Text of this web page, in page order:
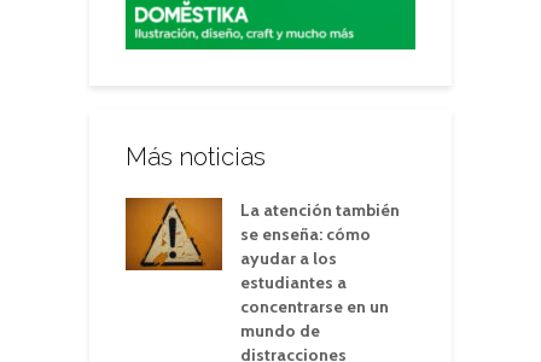
Más noticias
La atención también
se enseña: cómo
ayudar a los
estudiantes a
concentrarse en un
mundo de
distracciones